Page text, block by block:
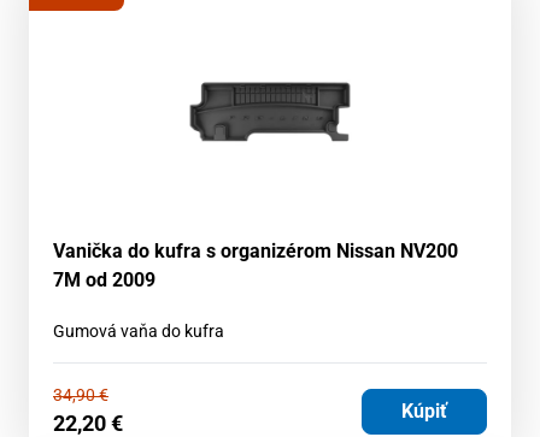
Vanička do kufra s organizérom Nissan NV200
7M od 2009
Gumová vaňa do kufra
34,90€
22,20€ Kúpiť